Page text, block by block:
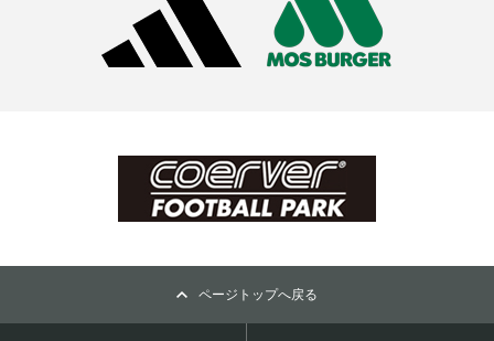
ページトップへ戻る